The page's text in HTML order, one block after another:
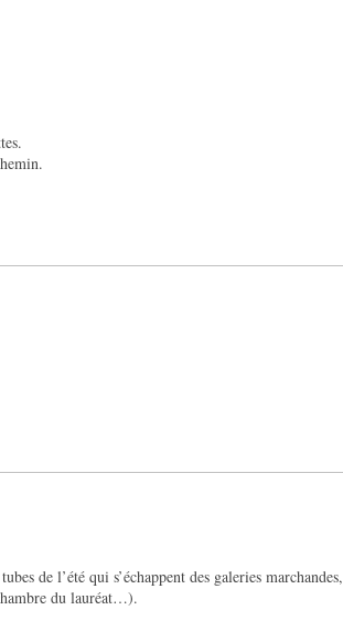
de l’été qui s’échappent des galeries marchandes,
du lauréat…).